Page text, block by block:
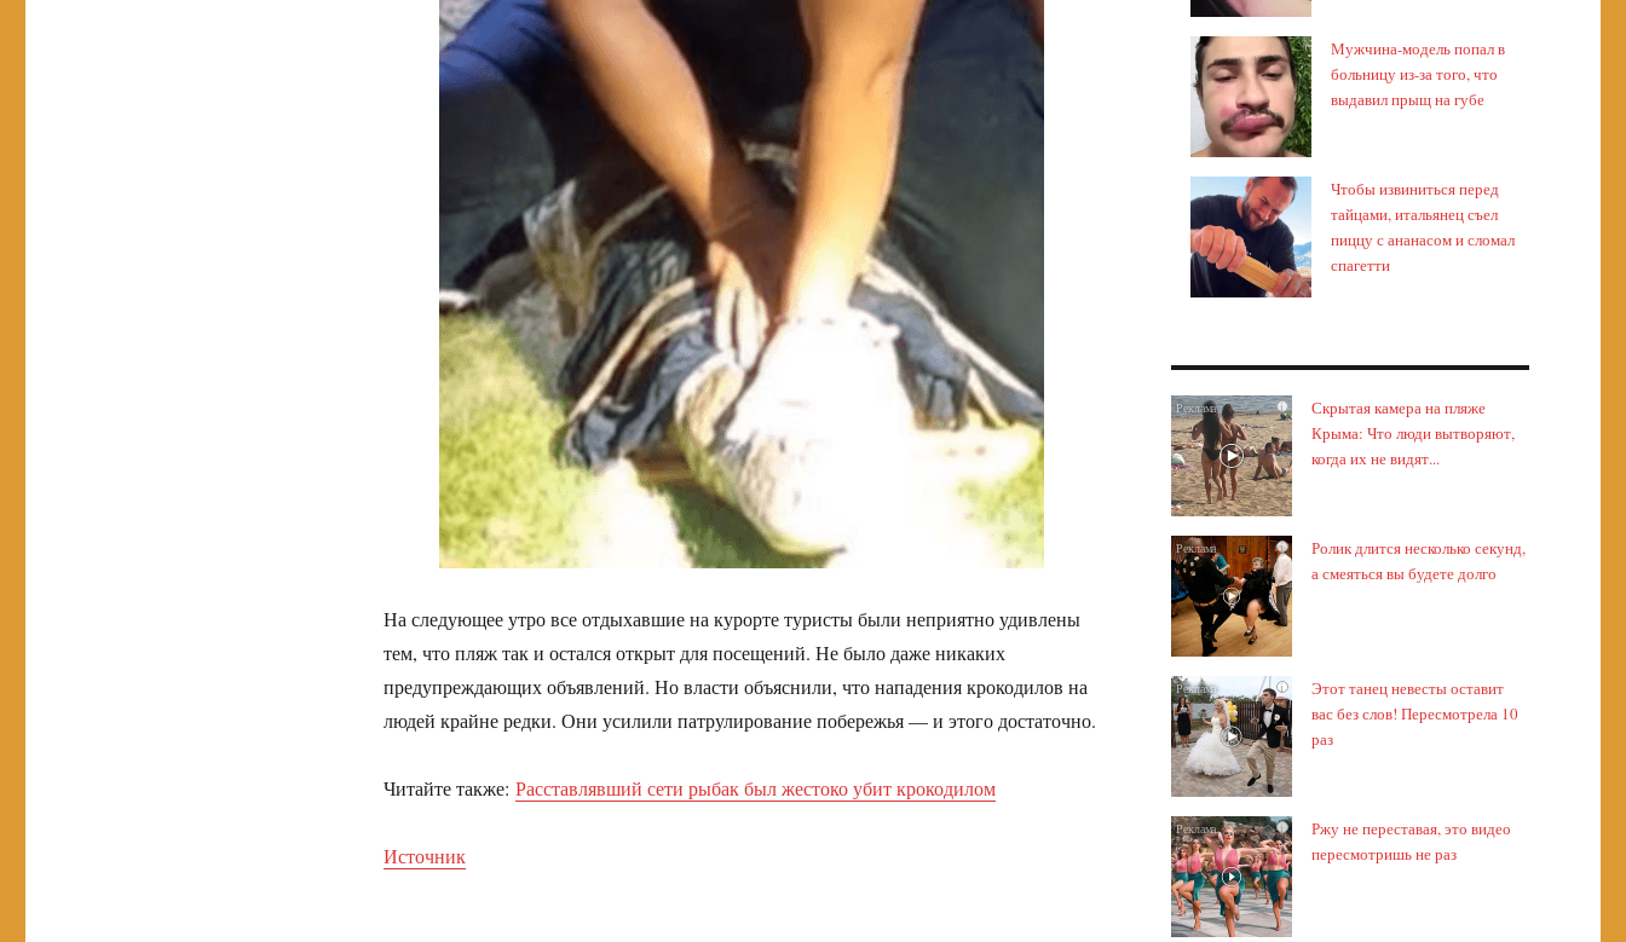
На следующее утро все отдыхавшие на курорте туристы были неприятно удивлены
тем, что пляж так и остался открыт для посещений. Не было даже никаких
предупреждающих объявлений. Но власти объяснили, что нападения крокодилов на
людей крайне редки. Они усилили патрулирование побережья — и этого достаточно.
Читайте также: Расставлявший сети рыбак был жестоко убит крокодилом
Источник
Мужчина-модель попал в
больницу из-за того, что
выдавил прыщ на губе
Чтобы извиниться перед
тайцами, итальянец съел
пиццу с ананасом и сломал
спагетти
i
Скрытая камера на пляже
Крыма: Что люди вытворяют,
когда их не видят...
i
Ролик длится несколько секунд,
а смеяться вы будете долго
i
Этот танец невесты оставит
вас без слов! Пересмотрела 10
раз
i
Ржу не переставая, это видео
пересмотришь не раз